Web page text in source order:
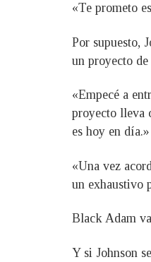
«Te prometo
Por supuesto,
un proyecto
«Empecé a
proyecto lleva
es hoy en día.»
«Una vez
un exhaustivo
Black Adam
Y si Johnson